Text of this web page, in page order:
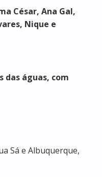
César, Ana Gal,
Nique e
das águas, com
Sá e Albuquerque,